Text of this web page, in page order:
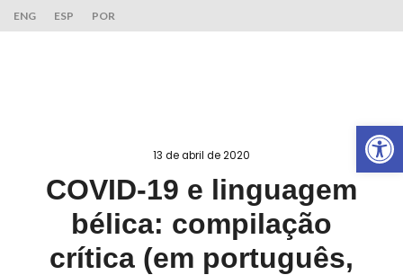
ENG ESP POR
13 de abril de 2020
COVID-19 e linguagem
bélica: compilação
crítica (em português,